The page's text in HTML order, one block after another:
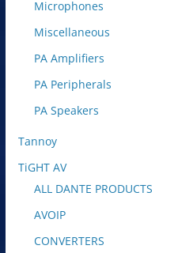
Microphones
Miscellaneous
PA Amplifiers
PA Peripherals
PA Speakers
Tannoy
TiGHT AV
ALL DANTE PRODUCTS
AVOIP
CONVERTERS